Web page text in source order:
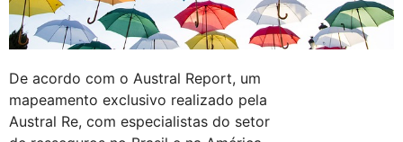
De acordo com o Austral Report, um
mapeamento exclusivo realizado pela
Austral Re, com especialistas do setor